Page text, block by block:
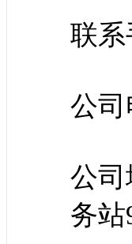
联系
公司
公
务站